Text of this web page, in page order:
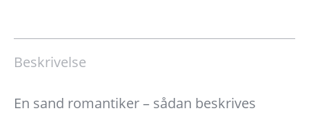
antal
Beskrivelse
En sand romantiker – sådan beskrives